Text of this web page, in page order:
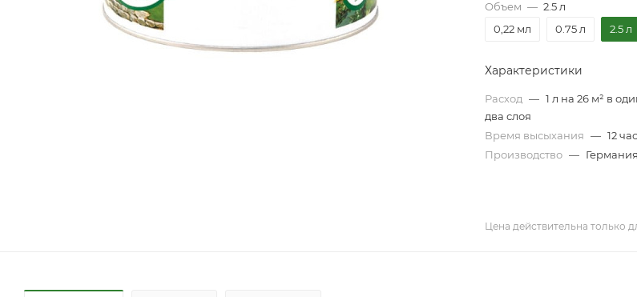
Объем — 2.5 л
0,22 мл
0.75 л 2.5 л
Характеристики
Расход — 1 л на 26 м² в
два слоя
Время высыхания — 12
Производство — Германия
Цена действительна только